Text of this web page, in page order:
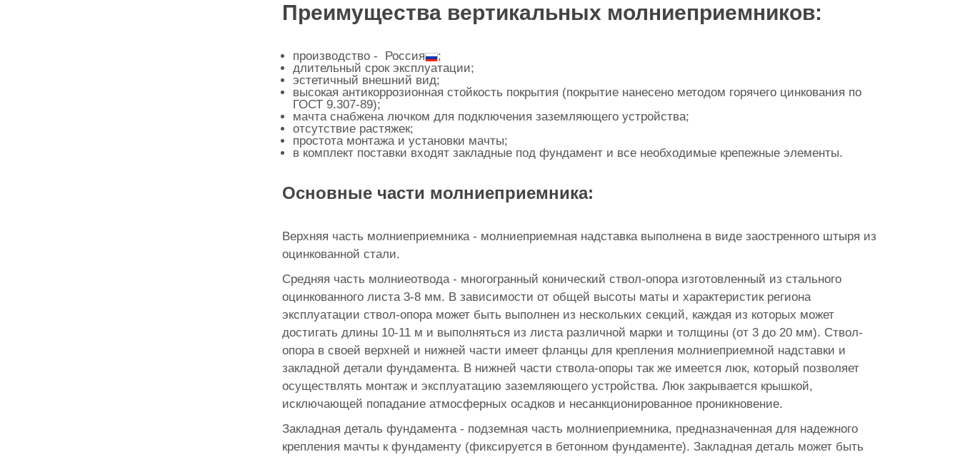
Преимущества вертикальных молниеприемников:
производство - Россия
;
длительный срок эксплуатации;
эстетичный внешний вид;
высокая антикоррозионная стойкость покрытия (покрытие нанесено методом горячего цинкования по
ГОСТ 9.307-89);
мачта снабжена лючком для подключения заземляющего устройства;
отсутствие растяжек;
простота монтажа и установки мачты;
в комплект поставки входят закладные под фундамент и все необходимые крепежные элементы.
Основные части молниеприемника:
Верхняя часть молниеприемника - молниеприемная надставка выполнена в виде заостренного штыря из
оцинкованной стали.
Средняя часть молниеотвода - многогранный конический ствол-опора изготовленный из стального
оцинкованного листа 3-8 мм. В зависимости от общей высоты маты и характеристик региона
эксплуатации ствол-опора может быть выполнен из нескольких секций, каждая из которых может
достигать длины 10-11 м и выполняться из листа различной марки и толщины (от 3 до 20 мм). Ствол-
опора в своей верхней и нижней части имеет фланцы для крепления молниеприемной надставки и
закладной детали фундамента. В нижней части ствола-опоры так же имеется люк, который позволяет
осуществлять монтаж и эксплуатацию заземляющего устройства. Люк закрывается крышкой,
исключающей попадание атмосферных осадков и несанкционированное проникновение.
Закладная деталь фундамента - подземная часть молниеприемника, предназначенная для надежного
крепления мачты к фундаменту (фиксируется в бетонном фундаменте). Закладная деталь может быть